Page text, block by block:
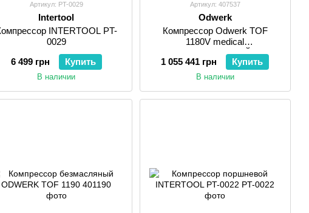
Артикул: PT-0029
Intertool
INTERTOOL PT-
0029
6 499 грн
Купить
В наличии
Артикул: 407537
Odwerk
Компрессор Odwerk TOF
1180V medical
БЕЗМАСЛЯНЫЙ
1 055 441 грн
Купить
В наличии